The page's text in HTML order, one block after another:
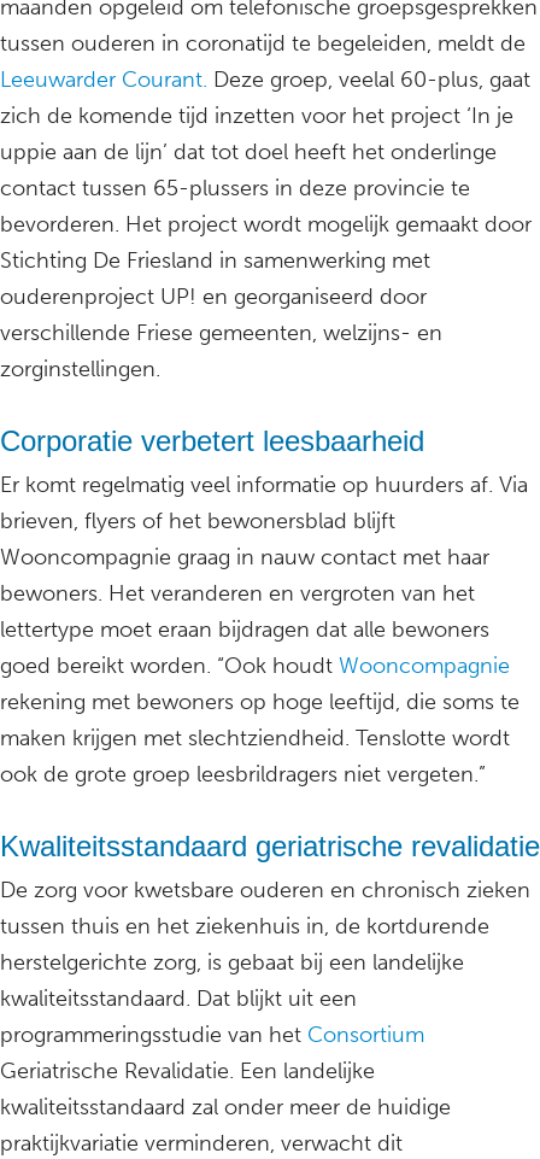
maanden opgeleid om telefonische groepsgesprekken
tussen ouderen in coronatijd te begeleiden, meldt de
Leeuwarder Courant. Deze groep, veelal 60-plus, gaat
zich de komende tijd inzetten voor het project ‘In je
uppie aan de lijn’ dat tot doel heeft het onderlinge
contact tussen 65-plussers in deze provincie te
bevorderen. Het project wordt mogelijk gemaakt door
Stichting De Friesland in samenwerking met
ouderenproject UP! en georganiseerd door
verschillende Friese gemeenten, welzijns- en
zorginstellingen.
Corporatie verbetert leesbaarheid
Er komt regelmatig veel informatie op huurders af. Via
brieven, flyers of het bewonersblad blijft
Wooncompagnie graag in nauw contact met haar
bewoners. Het veranderen en vergroten van het
lettertype moet eraan bijdragen dat alle bewoners
goed bereikt worden. “Ook houdt Wooncompagnie
rekening met bewoners op hoge leeftijd, die soms te
maken krijgen met slechtziendheid. Tenslotte wordt
ook de grote groep leesbrildragers niet vergeten.”
Kwaliteitsstandaard geriatrische revalidatie
De zorg voor kwetsbare ouderen en chronisch zieken
tussen thuis en het ziekenhuis in, de kortdurende
herstelgerichte zorg, is gebaat bij een landelijke
kwaliteitsstandaard. Dat blijkt uit een
programmeringsstudie van het Consortium
Geriatrische Revalidatie. Een landelijke
kwaliteitsstandaard zal onder meer de huidige
praktijkvariatie verminderen, verwacht dit